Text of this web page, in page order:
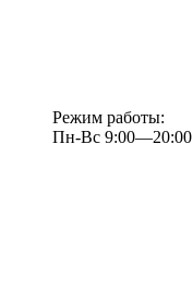
Режим работы:
Пн-Вс 9:00—20:00